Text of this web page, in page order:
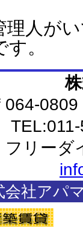
人が
。
064-
フリーダ
会社アパ